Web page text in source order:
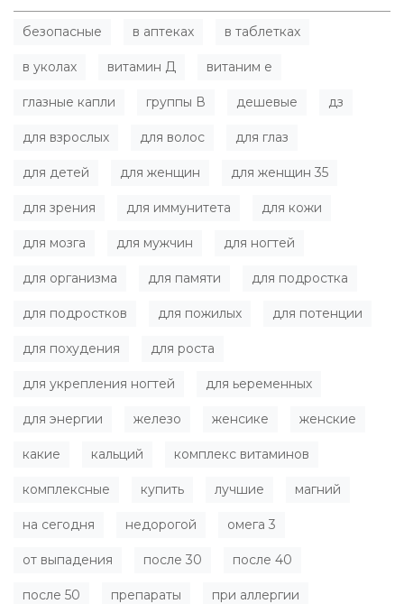
безопасные в аптеках в таблетках
в уколах витамин Д витаним е
глазные капли группы В дешевые дз
для взрослых для волос для глаз
для детей для женщин для женщин 35
для зрения для иммунитета для кожи
для мозга для мужчин для ногтей
для организма для памяти для подростка
для подростков для пожилых для потенции
для похудения для роста
для укрепления ногтей для ьеременных
для энергии железо женсике женские
какие кальций комплекс витаминов
комплексные купить лучшие магний
на сегодня недорогой омега 3
от выпадения после 30 после 40
после 50 препараты при аллергии